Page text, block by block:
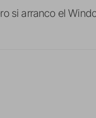
si arranco el